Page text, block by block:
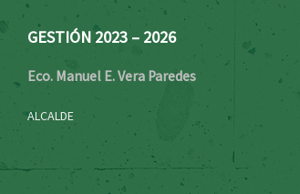
GESTIÓN 2023 – 2026
Eco. Manuel E. Vera Paredes
ALCALDE